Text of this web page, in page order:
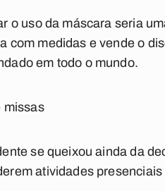
o uso da máscara seria
com medidas e vende o
em todo o mundo.
missas
se queixou ainda da
atividades